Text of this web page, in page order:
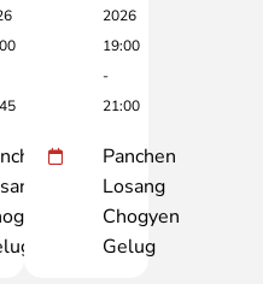
2026
19:00
-
21:00
Panchen
Losang
Chogyen
Gelug